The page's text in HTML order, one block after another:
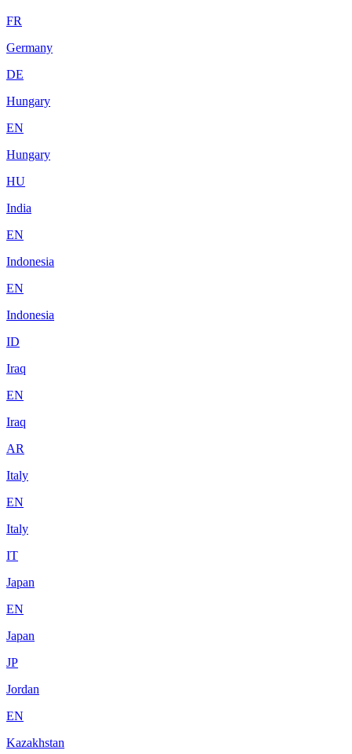
FR
Germany
DE
Hungary
EN
Hungary
HU
India
EN
Indonesia
EN
Indonesia
ID
Iraq
EN
Iraq
AR
Italy
EN
Italy
IT
Japan
EN
Japan
JP
Jordan
EN
Kazakhstan